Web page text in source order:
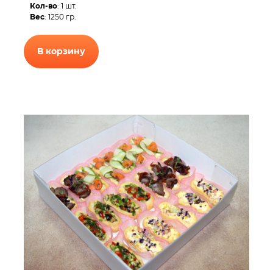
Кол-во: 1 шт.
Вес: 1250 гр.
В корзину